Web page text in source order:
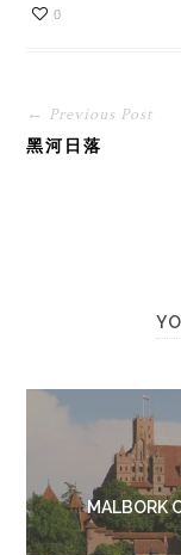
0
← Previous Post
黑河日落
MALBORK